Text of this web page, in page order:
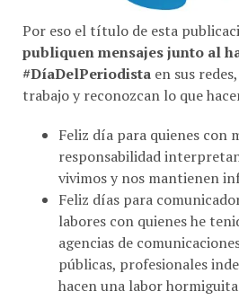
Por eso el título de esta
publiquen mensajes junto al
#DíaDelPeriodistaen sus
trabajo y reconozcan lo que
responsabilidad
vivimos y nos mantienen
Feliz días para
labores con quienes he
agencias de
públicas, profesionales
hacen una labor
Feliz día a los